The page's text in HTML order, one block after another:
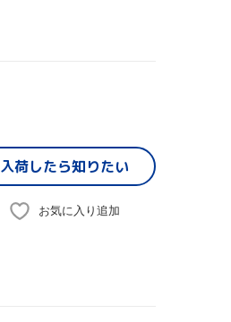
入荷したら知りたい
お気に入り追加